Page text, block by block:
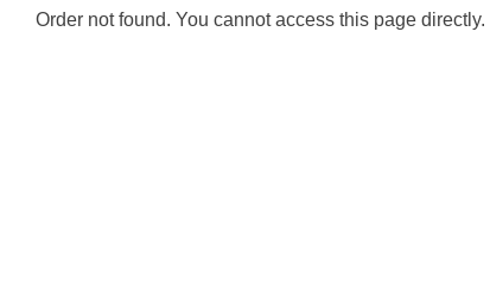
Order not found. You cannot access this page directly.